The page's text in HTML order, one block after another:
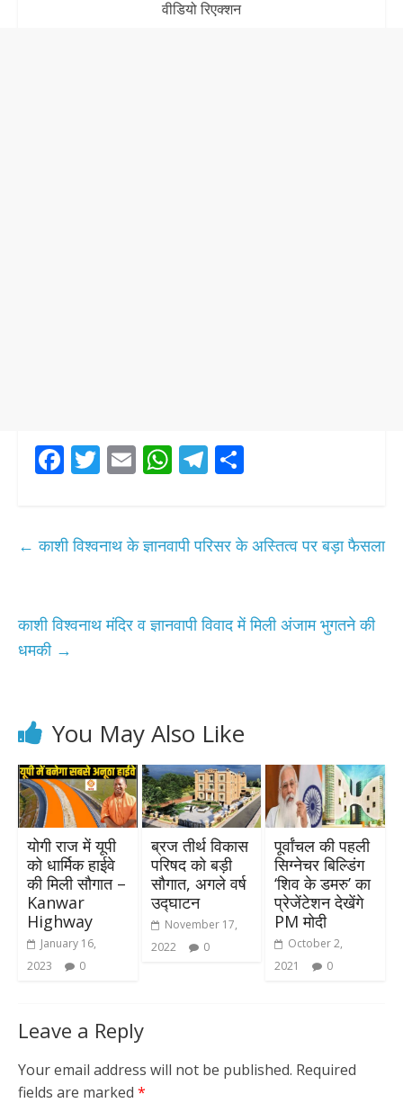
वीडियो रिएक्शन
F
b
k
T
er
E
l
W
s
p
T
gr
S
e
← काशी विश्वनाथ के ज्ञानवापी परिसर के अस्तित्व पर बड़ा फैसला
काशी विश्वनाथ मंदिर व ज्ञानवापी विवाद में मिली अंजाम भुगतने की
धमकी →
You May Also Like
योगी राज में यूपी
को धार्मिक हाईवे
की मिली सौगात –
Kanwar
Highway
January 16,
2023
0
ब्रज तीर्थ विकास
परिषद को बड़ी
सौगात, अगले वर्ष
उद्घाटन
November 17,
2022
0
पूर्वांचल की पहली
सिग्नेचर बिल्डिंग
‘शिव के डमरु’ का
प्रेजेंटेशन देखेंगे
PM मोदी
October 2,
2021
0
Leave a Reply
Your email address will not be published. Required
fields are marked *